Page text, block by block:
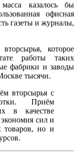
казалось бы
офисная
газеты и журналы,
которое
работы таких
фабрики и заводы
тысячи.
вторсырья с
Приём
в качестве
сил и
товаров, но и